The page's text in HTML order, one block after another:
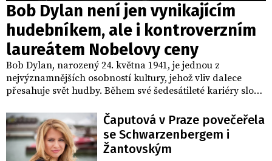
Bob Dylan není jen vynikajícím
hudebníkem, ale i kontroverzním
laureátem Nobelovy ceny
Bob Dylan, narozený 24. května 1941, je jednou z
nejvýznamnějších osobností kultury, jehož vliv dalece
přesahuje svět hudby. Během své šedesátileté kariéry složil
hudby se prosadil i v literatuře – jako první rockový
hudebník získal Pulitzerovu cenu a v roce 2016 obdržel
Nobelovu cenu za literaturu, což vyvolalo smíšené reakce
mezi literární veřejností.
Čaputová v Praze povečeřela
se Schwarzenbergem i
Žantovským